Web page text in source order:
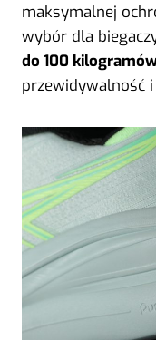
maksymalnej
wybór dla
do 100
przewidywalność